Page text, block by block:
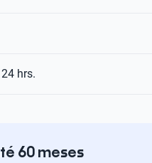
hrs.
60 meses